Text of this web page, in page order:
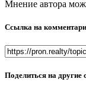
Мнение автора
Ссылка на
Поделиться на другие